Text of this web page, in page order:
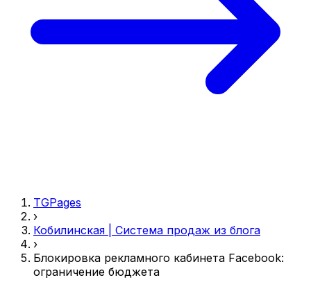
TGPages
›
Кобилинская | Система продаж из блога
›
Блокировка рекламного кабинета Facebook:
ограничение бюджета